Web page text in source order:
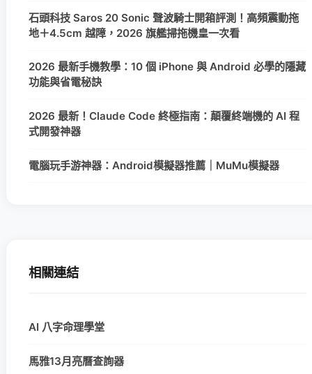
石頭科技 Saros 20 Sonic 聲波騎士開箱評測！高頻震動拖
地＋4.5cm 越障，2026 旗艦掃拖機皇一次看
2026 最新手機教學：10 個 iPhone 與 Android 必學的隱藏
功能與省電秘訣
2026 最新！Claude Code 終極指南：顛覆終端機的 AI 程
式開發神器
電腦玩手游神器：Android模擬器推薦｜MuMu模擬器
相關連結
AI 八字命理學堂
馬雅13月亮曆查詢器